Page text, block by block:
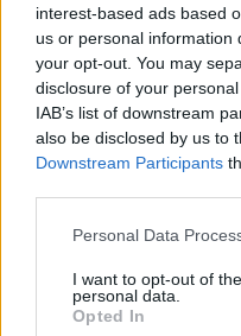
interest-based ads based
us or personal information
your opt-out. You may
disclosure of your
IAB’s list of downstream
also be disclosed by us to
Downstream Participants
Personal Data
I want to opt-out of
personal data.
Opted In